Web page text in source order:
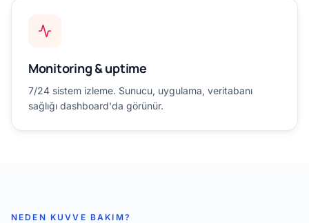
Monitoring & uptime
7/24 sistem izleme. Sunucu, uygulama, veritabanı
sağlığı dashboard'da görünür.
NEDEN KUVVE BAKIM?